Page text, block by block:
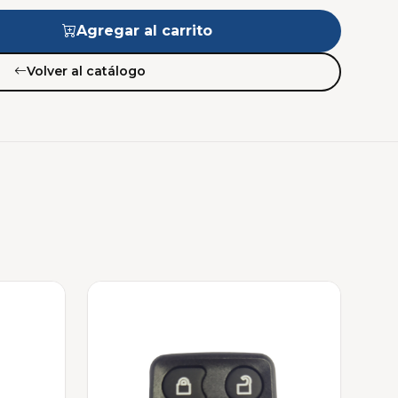
Agregar al carrito
Volver al catálogo